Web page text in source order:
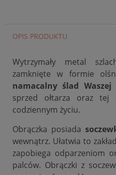
OPIS PRODUKTU
Wytrzymały metal
zamknięte w formie
namacalny ślad Waszej
sprzed ołtarza oraz tej
codziennym życiu.
Obrączka posiada
wewnątrz. Ułatwia to
zapobiega odparzeniom
palców. Obrączki z